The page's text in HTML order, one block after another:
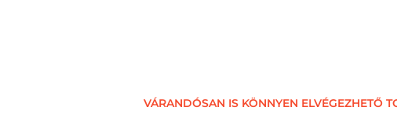
VÁRANDÓSAN IS KÖNNYEN ELVÉGEZHETŐ